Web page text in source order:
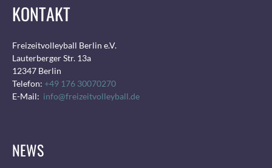
KONTAKT
Freizeitvolleyball Berlin e.V.
Lauterberger Str. 13a
12347 Berlin
Telefon: +49 176 30070270
E-Mail: info@freizeitvolleyball.de
NEWS